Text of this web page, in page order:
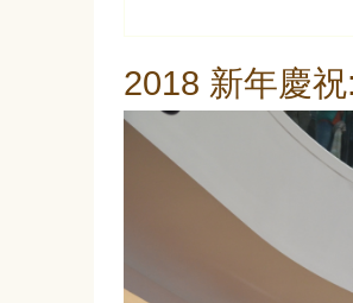
2018 新年慶